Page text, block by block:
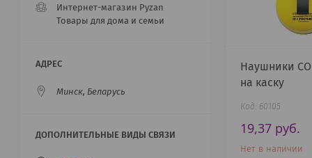
Наушники
на каску
60105
19,37 руб.
Нет в наличии
Интернет-магазин Pyzan
Товары для дома и семьи
Минск, Беларусь